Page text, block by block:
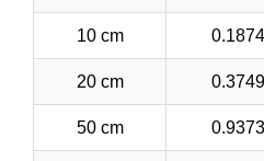
10 cm
20 cm
50 cm